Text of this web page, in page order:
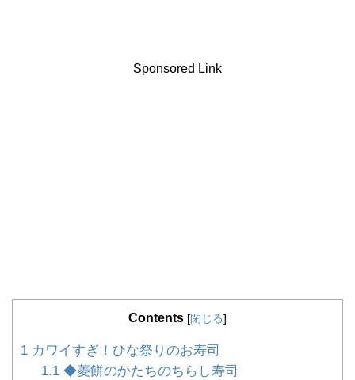
Sponsored Link
Contents [閉じる]
1 カワイすぎ！ひな祭りのお寿司
1.1◆菱餅のかたちのちらし寿司